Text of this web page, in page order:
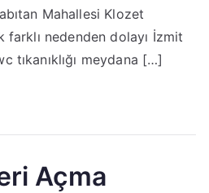
Mahallesi Klozet
farklı nedenden dolayı İzmit
tıkanıklığı meydana […]
Açma